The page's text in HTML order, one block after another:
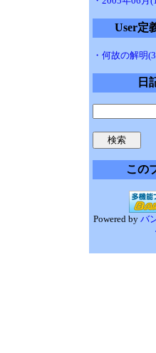
User定
・何故の解明
日
この
Powered by バ